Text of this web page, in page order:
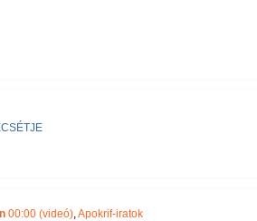
00:00 (videó),Apokrif-iratok